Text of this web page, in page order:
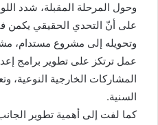
وحول المرحلة المقبلة، شدد
على أنّ التحدي الحقيقي يكمن
وتحويله إلى مشروع مستدام،
عمل ترتكز على تطوير برامج
المشاركات الخارجية النوعية،
السنية.
كما لفت إلى أهمية تطوير